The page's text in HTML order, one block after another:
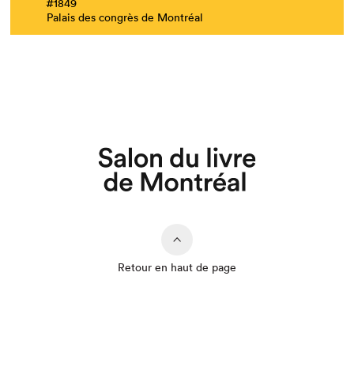
#1849
Palais des congrès de Montréal
Retour en haut de page